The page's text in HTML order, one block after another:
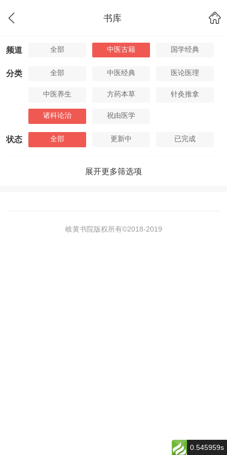
书库
频道 全部 中医古籍 国学经典
分类 全部 中医经典 医论医理
中医养生 方药本草 针灸推拿
诸科论治 祝由医学
状态 全部 更新中 已完成
展开更多筛选项
岐黄书院版权所有©2018-2019
0.545959s